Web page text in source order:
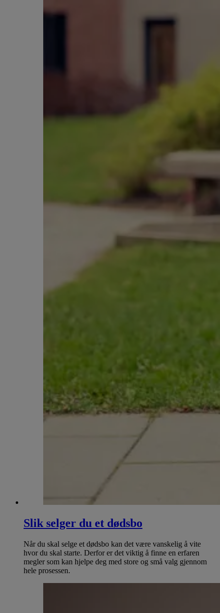
Slik selger du et dødsbo
Når du skal selge et dødsbo kan det være vanskelig å vite
hvor du skal starte. Derfor er det viktig å finne en erfaren
megler som kan hjelpe deg med store og små valg gjennom
hele prosessen.